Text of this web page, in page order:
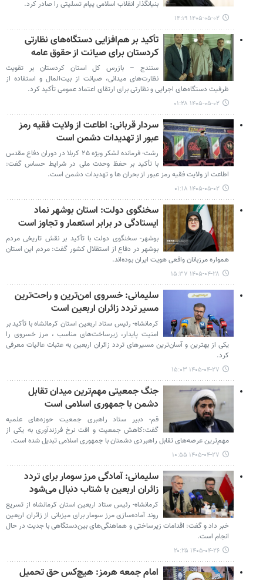
بنیانگذار انقلاب اسلامی پیام تسلیتی را صادر کرد.
۱۴۰۵-۰۵-۰۲ ۱۴:۱۹
تأکید بر هم‌افزایی دستگاه‌های نظارتی
کردستان برای صیانت از حقوق عامه
سنندج – بازرس کل استان کردستان بر تقویت
نظارت‌های میدانی، صیانت از بیت‌المال و استفاده از
ظرفیت دستگاه‌های اجرایی و نظارتی برای ارتقای اعتماد عمومی تأکید کرد.
۱۴۰۵-۰۵-۰۲ ۰۱:۲۸
سردار قربانی: اطاعت از ولایت فقیه رمز
عبور از تهدیدات دشمن است
رشت- فرمانده لشکر ویژه ۲۵ کربلا در دوران دفاع مقدس
با تأکید بر حفظ وحدت ملی در شرایط حساس گفت:
اطاعت از ولایت فقیه رمز عبور از بحران‌ ها و تهدیدات دشمن است.
۱۴۰۵-۰۵-۰۲ ۰۱:۱۸
سخنگوی دولت: استان بوشهر نماد
ایستادگی در برابر استعمار و تجاوز است
بوشهر- سخنگوی دولت با تأکید بر نقش تاریخی مردم
بوشهر در دفاع از استقلال کشور گفت: مردم این استان
همواره مرزبانان واقعی هویت ایران بوده‌اند.
۱۴۰۵-۰۴-۲۸ ۱۵:۳۷
سلیمانی: خسروی امن‌ترین و راحت‌ترین
مسیر تردد زائران اربعین است
کرمانشاه- رئیس ستاد اربعین استان کرمانشاه با تأکید بر
امنیت پایدار، زیرساخت‌های مناسب ، مرز خسروی را
یکی از بهترین و آسان‌ترین مسیرهای تردد زائران اربعین به عتبات عالیات معرفی
کرد.
۱۴۰۵-۰۴-۲۷ ۱۵:۰۳
جنگ جمعیتی مهم‌ترین میدان تقابل
دشمن با جمهوری اسلامی است
قم- دبیر ستاد راهبری جمعیت حوزه‌های علمیه
گفت:کاهش جمعیت و افت نرخ فرزندآوری به یکی از
مهم‌ترین عرصه‌های تقابل راهبردی دشمنان با جمهوری اسلامی تبدیل شده است.
۱۴۰۵-۰۴-۲۷ ۱۰:۵۵
سلیمانی: آمادگی مرز سومار برای تردد
زائران اربعین با شتاب دنبال می‌شود
کرمانشاه- رئیس ستاد اربعین استان کرمانشاه از تسریع
روند آماده‌سازی مرز سومار برای میزبانی از زائران اربعین
خبر داد و گفت: اقدامات زیرساختی و هماهنگی‌های بین‌دستگاهی با جدیت در حال
انجام است.
۱۴۰۵-۰۴-۲۶ ۲۰:۲۵
امام جمعه هرمز: هیچ‌کس حق تحمیل